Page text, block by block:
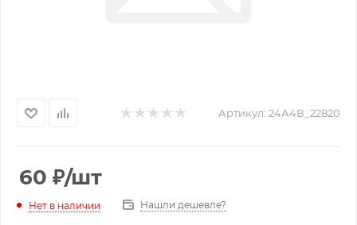
Артикул: 24А4В_22820
60 ₽/шт
Нет в наличии Нашли дешевле?